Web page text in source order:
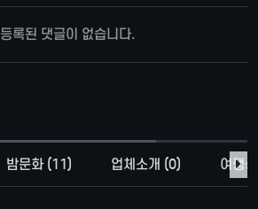
등록된 댓글이 없습니다.
밤문화 (11) 업체소개 (0) 여행